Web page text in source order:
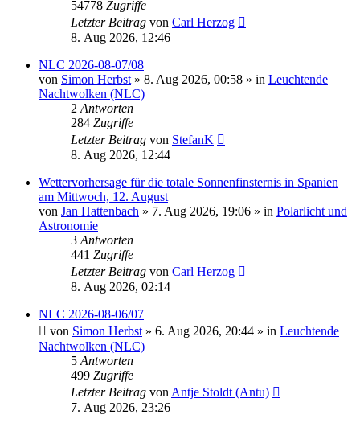
54778 Zugriffe
Letzter Beitrag von Carl Herzog
8. Aug 2026, 12:46
NLC 2026-08-07/08
von Simon Herbst » 8. Aug 2026, 00:58 » in Leuchtende
Nachtwolken (NLC)
2 Antworten
284 Zugriffe
Letzter Beitrag von StefanK
8. Aug 2026, 12:44
Wettervorhersage für die totale Sonnenfinsternis in Spanien
am Mittwoch, 12. August
von Jan Hattenbach » 7. Aug 2026, 19:06 » in Polarlicht und
Astronomie
3 Antworten
441 Zugriffe
Letzter Beitrag von Carl Herzog
8. Aug 2026, 02:14
NLC 2026-08-06/07
von Simon Herbst » 6. Aug 2026, 20:44 » in Leuchtende
Nachtwolken (NLC)
5 Antworten
499 Zugriffe
Letzter Beitrag von Antje Stoldt (Antu)
7. Aug 2026, 23:26